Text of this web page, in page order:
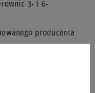
3- i 6-
producenta
metalu.
OMP do